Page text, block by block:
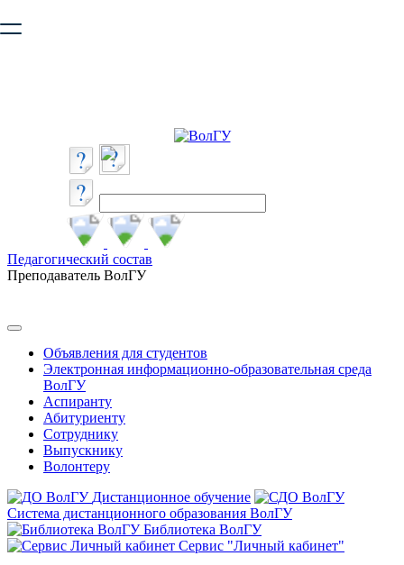
безопасную работу с сайтом. Пожалуйста
Педагогический состав
Преподаватель ВолГУ
Объявления для студентов
Электронная информационно-образовательная среда
ВолГУ
Аспиранту
Абитуриенту
Сотруднику
Выпускнику
Волонтеру
Дистанционное обучение
Система дистанционного образования ВолГУ
Библиотека ВолГУ
Сервис "Личный кабинет"